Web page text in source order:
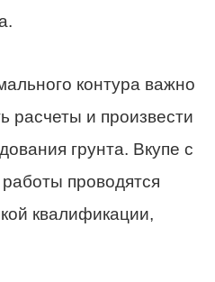
контура важно
расчеты и произвести
грунта. Вкупе с
проводятся
квалификации,